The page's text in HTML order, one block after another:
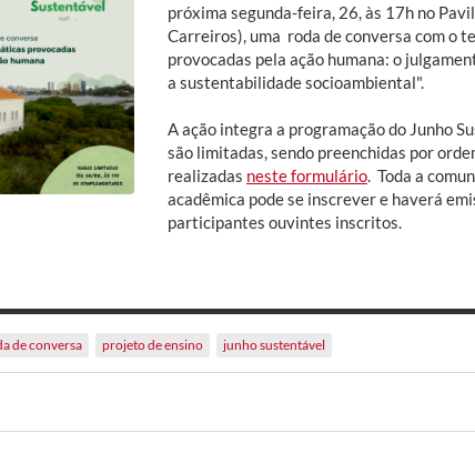
próxima segunda-feira, 26, às 17h no
Carreiros), uma roda de conversa com o
provocadas pela ação humana: o
a sustentabilidade socioambiental".
A ação integra a programação do Junho
são limitadas, sendo preenchidas por
realizadas neste formulário . Toda a
acadêmica pode se inscrever e haverá
participantes ouvintes inscritos.
de conversa projeto de ensino junho sustentável